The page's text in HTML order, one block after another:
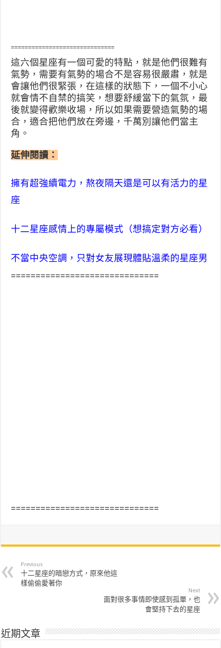
==============================
這六個星座有一個可愛的特點，就是他們很難有
氣勢，需要有氣勢的場合不是容易很嚴肅，就是
會讓他們很緊張，在這樣的狀態下，一個不小心
就會情不自禁的搞笑，想要舒緩當下的氣氛，最
後就變得歡樂收場，所以如果需要營造氣勢的場
合，適合把他們放在旁邊，千萬別讓他們當主
角。
延伸閱讀：
擁有超強續電力，熬夜隔天還是可以有活力的星
座
十二星座感情上的專屬模式（想搞定對方必看）
不當中央空調，只對女友展現體貼溫柔的星座男
==============================
==============================
Previous
十二星座的暗戀方式，原來他這
樣偷偷愛著你
Next
面對很多事情即使感到孤單，也
會堅持下去的星座
近期文章